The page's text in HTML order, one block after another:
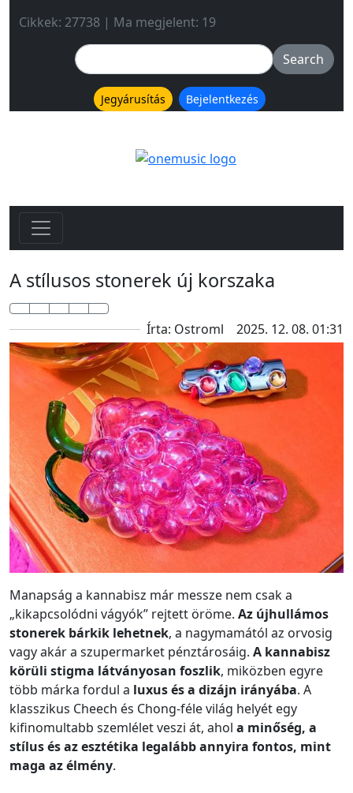
Cikkek: 27738 | Ma megjelent: 19
Jegyárusítás Bejelentkezés
A stílusos stonerek új korszaka
Írta: Ostroml 2025. 12. 08. 01:31
Manapság a kannabisz már messze nem csak a
„kikapcsolódni vágyók” rejtett öröme. Az újhullámos
stonerek bárkik lehetnek, a nagymamától az orvosig
vagy akár a szupermarket pénztárosáig. A kannabisz
körüli stigma látványosan foszlik, miközben egyre
több márka fordul a luxus és a dizájn irányába. A
klasszikus Cheech és Chong-féle világ helyét egy
kifinomultabb szemlélet veszi át, ahol a minőség, a
stílus és az esztétika legalább annyira fontos, mint
maga az élmény.